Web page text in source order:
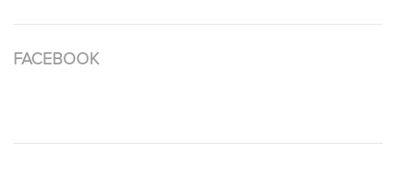
FACEBOOK